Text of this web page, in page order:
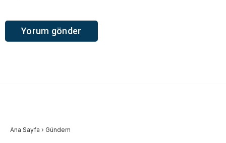
Ana Sayfa › Gündem